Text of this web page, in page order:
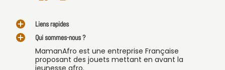
Liens rapides
Qui sommes-nous ?
MamanAfro est une entreprise Française
proposant des jouets mettant en avant la
jeunesse afro.